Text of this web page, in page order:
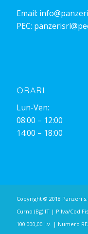
Email:
PEC:
ORARI
Lun-Ven:
08:00 – 12:00
14:00 – 18:00
Copyright © 2018 Panzeri
Curno (Bg) IT | P.Iva/
100.000,00 i.v. | Numero